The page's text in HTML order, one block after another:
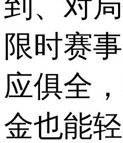
限时赛
应俱全
金也能